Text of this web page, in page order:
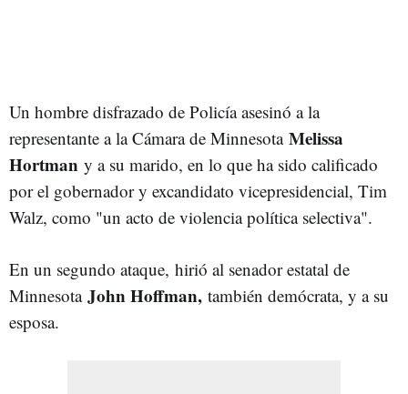
Un hombre disfrazado de Policía asesinó a la
representante a la Cámara de Minnesota Melissa
Hortman y a su marido, en lo que ha sido calificado
por el gobernador y excandidato vicepresidencial, Tim
Walz, como "un acto de violencia política selectiva".
En un segundo ataque, hirió al senador estatal de
Minnesota John Hoffman, también demócrata, y a su
esposa.